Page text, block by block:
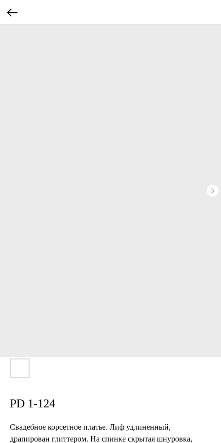
PD 1-124
Свадебное корсетное платье. Лиф удлиненный,
драпирован глиттером. На спинке скрытая шнуровка,